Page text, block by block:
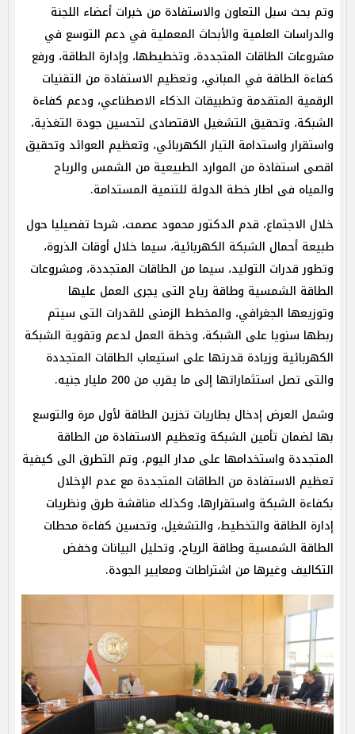
وتم بحث سبل التعاون والاستفادة من خبرات أعضاء اللجنة
والدراسات العلمية والأبحاث المعملية في دعم التوسع في
مشروعات الطاقات المتجددة، وتخطيطها، وإدارة الطاقة، ورفع
كفاءة الطاقة في المباني، وتعظيم الاستفادة من التقنيات
الرقمية المتقدمة وتطبيقات الذكاء الاصطناعي، ودعم كفاءة
الشبكة، وتحقيق التشغيل الاقتصادى لتحسين جودة التغذية،
واستقرار واستدامة التيار الكهربائي، وتعظيم العوائد وتحقيق
اقصى استفادة من الموارد الطبيعية من الشمس والرياح
والمياه فى اطار خطة الدولة للتنمية المستدامة.
خلال الاجتماع، قدم الدكتور محمود عصمت، شرحا تفصيليا حول
طبيعة أحمال الشبكة الكهربائية، سيما خلال أوقات الذروة،
وتطور قدرات التوليد، سيما من الطاقات المتجددة، ومشروعات
الطاقة الشمسية وطاقة رياح التى يجرى العمل عليها
وتوزيعها الجغرافي، والمخطط الزمنى للقدرات التى سيتم
ربطها سنويا على الشبكة، وخطة العمل لدعم وتقوية الشبكة
الكهربائية وزيادة قدرتها على استيعاب الطاقات المتجددة
والتى تصل استثماراتها إلى ما يقرب من 200 مليار جنيه.
وشمل العرض إدخال بطاريات تخزين الطاقة لأول مرة والتوسع
بها لضمان تأمين الشبكة وتعظيم الاستفادة من الطاقة
المتجددة واستخدامها على مدار اليوم، وتم التطرق الى كيفية
تعظيم الاستفادة من الطاقات المتجددة مع عدم الإخلال
بكفاءة الشبكة واستقرارها، وكذلك مناقشة طرق ونظريات
إدارة الطاقة والتخطيط، والتشغيل، وتحسين كفاءة محطات
الطاقة الشمسية وطاقة الرياح، وتحليل البيانات وخفض
التكاليف وغيرها من اشتراطات ومعايير الجودة.